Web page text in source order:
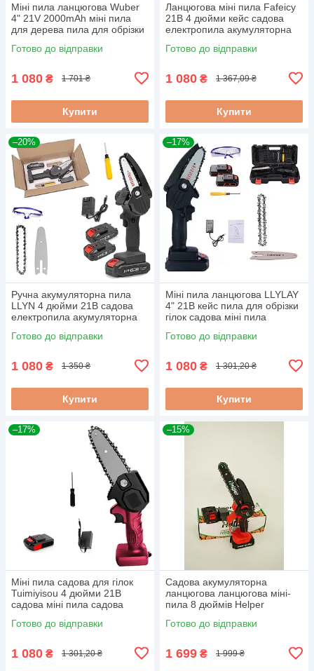
Міні пила ланцюгова Wuber
4" 21V 2000mAh міні пила
для дерева пила для обрізки
Готово до відправки
1 080 ₴ 1 701 ₴
Купити
Ланцюгова міні пила Fafeicy
21В 4 дюйми кейс садова
електропила акумуляторна
Готово до відправки
1 080 ₴ 1 367,09 ₴
Купити
–20%
Ручна акумуляторна пила
LLYN 4 дюйми 21В садова
електропила акумуляторна
акумуляторна
Готово до відправки
1 080 ₴ 1 350 ₴
Купити
–17%
Міні пила ланцюгова LLYLAY
4" 21В кейс пила для обрізки
гілок садова міні пила
Готово до відправки
1 080 ₴ 1 301,20 ₴
Купити
–17%
Міні пила садова для гілок
Tuimiyisou 4 дюйми 21B
садова міні пила садова
Готово до відправки
1 080 ₴ 1 301,20 ₴
–15%
Садова акумуляторна
ланцюгова ланцюгова міні-
пила 8 дюймів Helper
Готово до відправки
1 699 ₴ 1 999 ₴